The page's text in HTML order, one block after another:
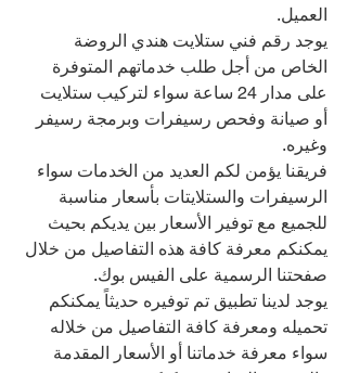
العميل.
يوجد رقم فني ستلايت هندي الروضة
الخاص من أجل طلب خدماتهم المتوفرة
على مدار 24 ساعة سواء لتركيب ستلايت
أو صيانة وفحص رسيفرات وبرمجة رسيفر
وغيره.
فريقنا يؤمن لكم العديد من الخدمات سواء
الرسيفرات والستلايتات بأسعار مناسبة
للجميع مع توفير الأسعار بين يديكم بحيث
يمكنكم معرفة كافة هذه التفاصيل من خلال
صفحتنا الرسمية على الفيس بوك.
يوجد لدينا تطبيق تم توفيره حديثاً يمكنكم
تحميله ومعرفة كافة التفاصيل من خلاله
سواء معرفة خدماتنا أو الأسعار المقدمة